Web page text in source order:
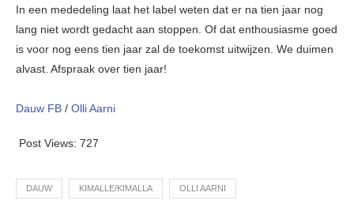
In een mededeling laat het label weten dat er na tien jaar nog
lang niet wordt gedacht aan stoppen. Of dat enthousiasme goed
is voor nog eens tien jaar zal de toekomst uitwijzen. We duimen
alvast. Afspraak over tien jaar!
Dauw FB / Olli Aarni
Post Views: 727
DAUW KIMALLE/KIMALLA OLLI AARNI